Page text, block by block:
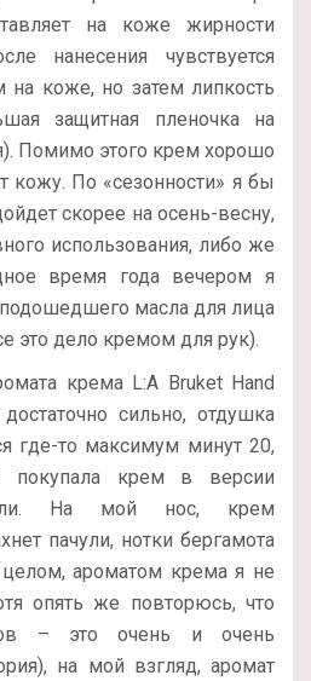
на коже жирности
нанесения чувствуется
на коже, но затем липкость
защитная пленочка на
Помимо этого крем хорошо
кожу. По «сезонности» я бы
скорее на осень-весну,
использования, либо же
время года вечером я
масла для лица
это дело кремом для рук).
крема L:A Bruket Hand
сильно, отдушка
где-то максимум минут 20,
покупала крем в версии
На мой нос, крем
пачули, нотки бергамота
ароматом крема я не
опять же повторюсь, что
– это очень и очень
на мой взгляд, аромат